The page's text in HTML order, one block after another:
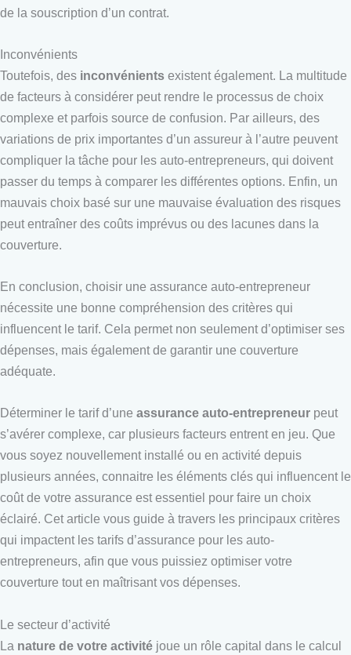
de la souscription d’un contrat.
Inconvénients
Toutefois, des inconvénients existent également. La multitude
de facteurs à considérer peut rendre le processus de choix
complexe et parfois source de confusion. Par ailleurs, des
variations de prix importantes d’un assureur à l’autre peuvent
compliquer la tâche pour les auto-entrepreneurs, qui doivent
passer du temps à comparer les différentes options. Enfin, un
mauvais choix basé sur une mauvaise évaluation des risques
peut entraîner des coûts imprévus ou des lacunes dans la
couverture.
En conclusion, choisir une assurance auto-entrepreneur
nécessite une bonne compréhension des critères qui
influencent le tarif. Cela permet non seulement d’optimiser ses
dépenses, mais également de garantir une couverture
adéquate.
Déterminer le tarif d’une assurance auto-entrepreneur peut
s’avérer complexe, car plusieurs facteurs entrent en jeu. Que
vous soyez nouvellement installé ou en activité depuis
plusieurs années, connaitre les éléments clés qui influencent le
coût de votre assurance est essentiel pour faire un choix
éclairé. Cet article vous guide à travers les principaux critères
qui impactent les tarifs d’assurance pour les auto-
entrepreneurs, afin que vous puissiez optimiser votre
couverture tout en maîtrisant vos dépenses.
Le secteur d’activité
La nature de votre activité joue un rôle capital dans le calcul